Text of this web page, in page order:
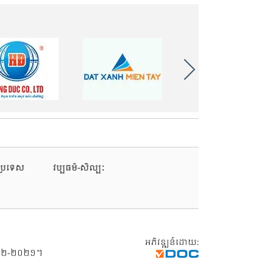
រទេស វប្បធម៌-សិល្បៈ
២-២០២១។
អភិវឌ្ឍន៍ដោយ: